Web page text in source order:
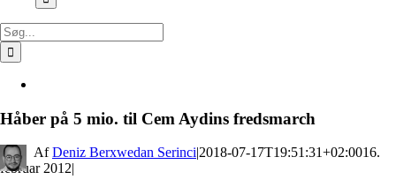
Søg
efter:
billede
Håber på 5 mio. til Cem Aydins fredsmarch
By Deniz Berxwedan Serinci|2018-07-17T19:51:31+02:0016.
februar 2012|